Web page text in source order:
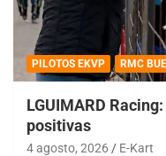
PILOTOS EKVP RMC
LGUIMARD
positivas
4 agosto, 2026 E-Kart